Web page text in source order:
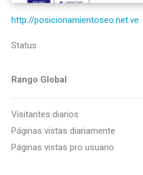
http://posicionamientoseo.net.ve
Status
Rango Global
Visitantes diarios
Páginas vistas diariamente
Páginas vistas pro usuario